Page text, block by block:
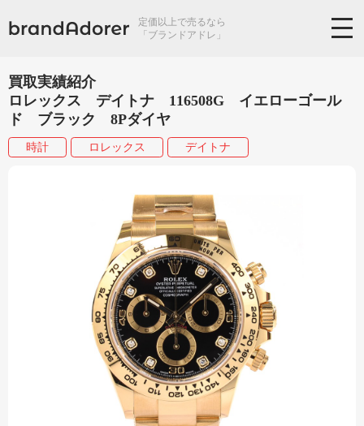
定価以上で売るなら
「ブランドアドレ」
買取実績紹介
ロレックス デイトナ 116508G イエローゴール
ド ブラック 8Pダイヤ
時計 ロレックス デイトナ